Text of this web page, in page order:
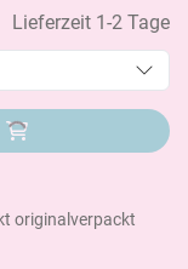
Lieferzeit 1-2 Tage
originalverpackt